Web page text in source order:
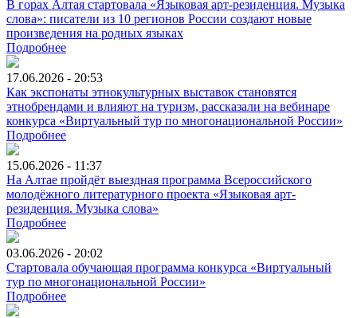
В горах Алтая стартовала «Языковая арт-резиденция. Музыка
слова»: писатели из 10 регионов России создают новые
произведения на родных языках
Подробнее
17.06.2026 - 20:53
Как экспонаты этнокультурных выставок становятся
этнобрендами и влияют на туризм, рассказали на вебинаре
конкурса «Виртуальный тур по многонациональной России»
Подробнее
15.06.2026 - 11:37
На Алтае пройдёт выездная программа Всероссийского
молодёжного литературного проекта «Языковая арт-
резиденция. Музыка слова»
Подробнее
03.06.2026 - 20:02
Стартовала обучающая программа конкурса «Виртуальный
тур по многонациональной России»
Подробнее